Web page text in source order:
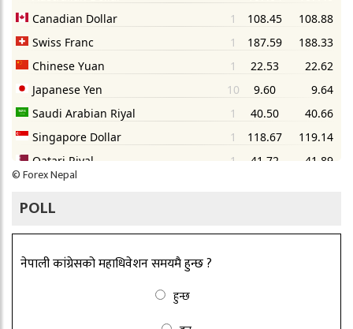
©Forex Nepal
POLL
नेपाली कांग्रेसको महाधिवेशन समयमै हुन्छ ?
हुन्छ